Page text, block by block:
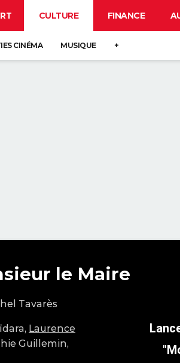
CULTURE FINANCE
CINÉMA MUSIQUE +
le Maire
Tavarès
Laurence
Guillemin,